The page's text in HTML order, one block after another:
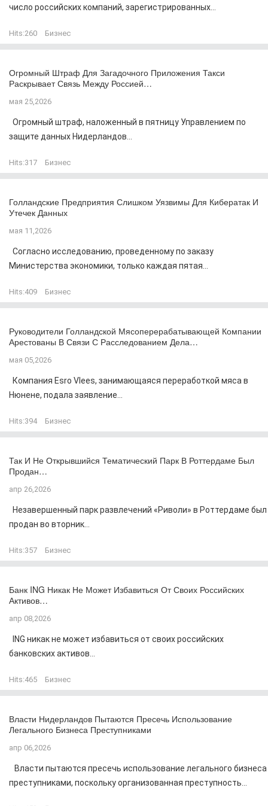
число российских компаний, зарегистрированных...
Hits:260 Бизнес
Огромный Штраф Для Загадочного Приложения Такси
Раскрывает Связь Между Россией…
мая 25,2026
Огромный штраф, наложенный в пятницу Управлением по
защите данных Нидерландов...
Hits:317 Бизнес
Голландские Предприятия Слишком Уязвимы Для Кибератак И
Утечек Данных
мая 11,2026
Согласно исследованию, проведенному по заказу
Министерства экономики, только каждая пятая...
Hits:409 Бизнес
Руководители Голландской Мясоперерабатывающей Компании
Арестованы В Связи С Расследованием Дела…
мая 05,2026
Компания Esro Vlees, занимающаяся переработкой мяса в
Нюнене, подала заявление...
Hits:394 Бизнес
Так И Не Открывшийся Тематический Парк В Роттердаме Был
Продан…
апр 26,2026
Незавершенный парк развлечений «Риволи» в Роттердаме был
продан во вторник...
Hits:357 Бизнес
Банк ING Никак Не Может Избавиться От Своих Российских
Активов…
апр 08,2026
ING никак не может избавиться от своих российских
банковских активов...
Hits:465 Бизнес
Власти Нидерландов Пытаются Пресечь Использование
Легального Бизнеса Преступниками
апр 06,2026
Власти пытаются пресечь использование легального бизнеса
преступниками, поскольку организованная преступность...